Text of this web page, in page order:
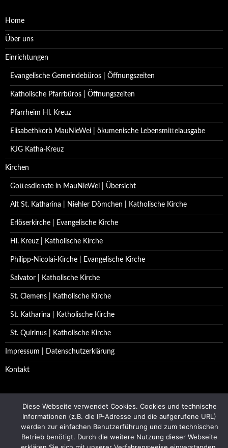
Home
Über uns
Einrichtungen
Evangelische Gemeindebüros | Öffnungszeiten
Katholische Pfarrbüros | Öffnungszeiten
Pfarrheim Hl. Kreuz
Elisabethkorb MauNieWei | ökumenische Lebensmittelausgabe
KJG Katha-Kreuz
Kirchen
Gottesdienste in MauNieWei | Übersicht
Alt St. Katharina | Niehler Dömchen | Katholische Kirche
Erlöserkirche | Evangelische Kirche
Hl. Kreuz | Katholische Kirche
Philipp-Nicolai-Kirche | Evangelische Kirche
Salvator | Katholische Kirche
St. Clemens | Katholische Kirche
St. Katharina | Katholische Kirche
St. Quirinus | Katholische Kirche
Impressum | Datenschutzerklärung
Kontakt
(c) 1997 - 2015 MauNieWei.de | Alle Rechte vorbehalten
Diese Webseite verwendet Cookies. Cookies und technische
Informationen (z.B. die IP-Adresse und die aufgerufene URL)
werden zur einfachen Benutzerführung und zum technischen
Betrieb benötigt. Durch die weitere Nutzung dieser Webseite